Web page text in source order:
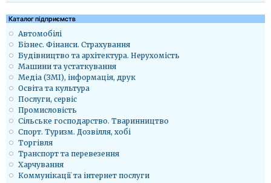
Каталог підприємств
Автомобілі
Бізнес. Фінанси. Страхування
Будівництво та архітектура. Нерухомість
Машини та устаткування
Медіа (ЗМІ), інформація, друк
Освіта та культура
Послуги, сервіс
Промисловість
Сільське господарство. Тваринництво
Спорт. Туризм. Дозвілля, хобі
Торгівля
Транспорт та перевезення
Харчування
Коммунікації та інтернет послуги